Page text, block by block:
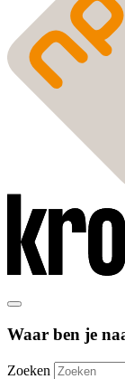
Waar ben je
Zoeken